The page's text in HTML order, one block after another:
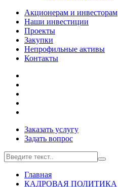
Акционерам и инвесторам
Наши инвестиции
Проекты
Закупки
Непрофильные активы
Контакты
Заказать услугу
Задать вопрос
Главная
КАДРОВАЯ ПОЛИТИКА